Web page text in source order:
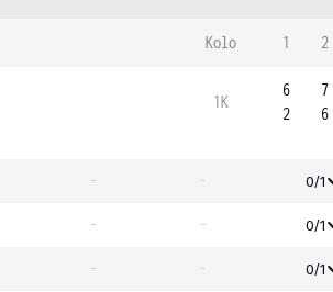
Kolo 1 2
1K
6
2
7
6
- - 0/1
- - 0/1
- - 0/1